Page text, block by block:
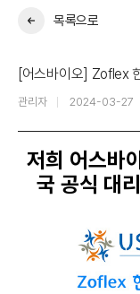
목록으로
[어스바이오] Zoflex
관리자 2024-03-27
저희 어스바
국 공식 대